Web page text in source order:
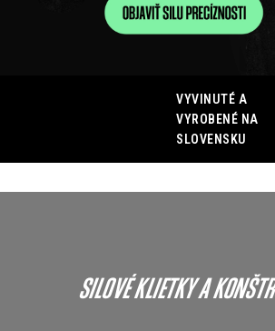
VYVINUTÉ A
VYROBENÉ NA
SLOVENSKU
SILOVÉ KLIETKY A